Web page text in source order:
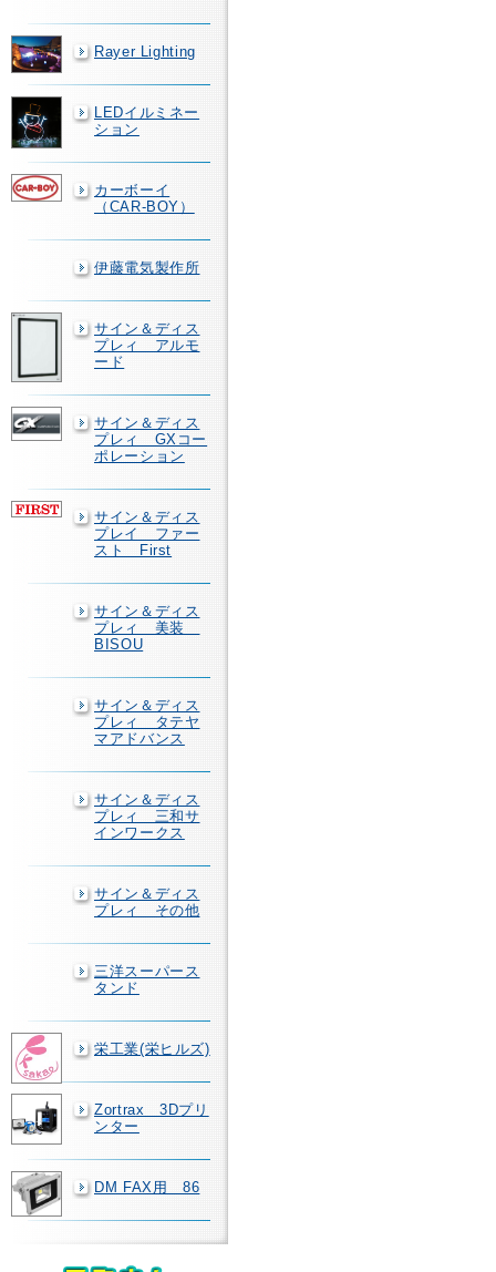
Rayer Lighting
LEDイルミネー
ション
カーボーイ
（CAR-BOY）
伊藤電気製作所
サイン＆ディス
プレィ アルモ
ード
サイン＆ディス
プレィ GXコー
ポレーション
サイン＆ディス
プレイ ファー
スト First
サイン＆ディス
プレィ 美装
BISOU
サイン＆ディス
プレィ タテヤ
マアドバンス
サイン＆ディス
プレィ 三和サ
インワークス
サイン＆ディス
プレィ その他
三洋スーパース
タンド
栄工業(栄ヒルズ)
Zortrax 3Dプリ
ンター
DM FAX用 86